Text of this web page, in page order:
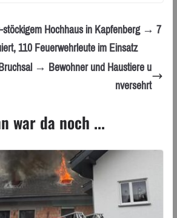
Hochhaus in Kapfenberg → 7
110 Feuerwehrleute im Einsatz
→ Bewohner und Haustiere u
nversehrt
war da noch ...